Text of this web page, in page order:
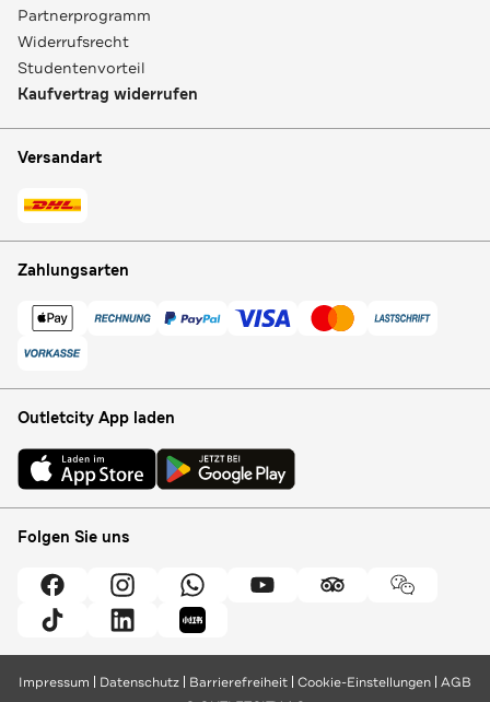
Partnerprogramm
Widerrufsrecht
Studentenvorteil
Kaufvertrag widerrufen
Versandart
Zahlungsarten
Outletcity App laden
Folgen Sie uns
Impressum Datenschutz Barrierefreiheit Cookie-Einstellungen AGB